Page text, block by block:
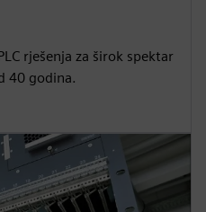
rješenja za širok spektar
40 godina.